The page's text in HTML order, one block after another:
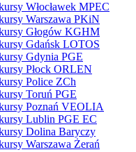
Włocławek MPEC
Warszawa PKiN
Głogów KGHM
Gdańsk LOTOS
Gdynia PGE
Płock ORLEN
Police ZCh
Toruń PGE
Poznań VEOLIA
Lublin PGE EC
Dolina Baryczy
Warszawa Żerań